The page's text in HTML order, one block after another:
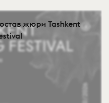
жюри Tashkent